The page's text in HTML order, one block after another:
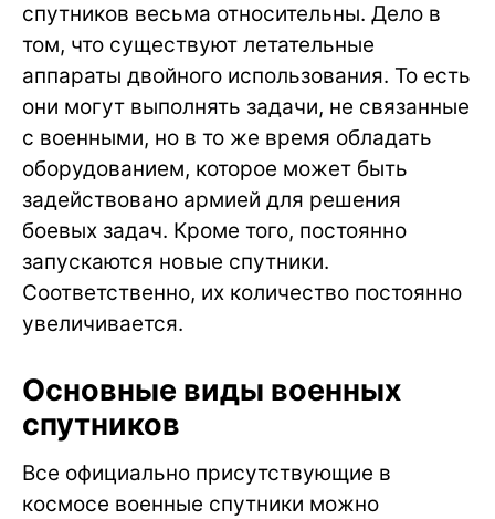
спутников весьма относительны. Дело в
том, что существуют летательные
аппараты двойного использования. То есть
они могут выполнять задачи, не связанные
с военными, но в то же время обладать
оборудованием, которое может быть
задействовано армией для решения
боевых задач. Кроме того, постоянно
запускаются новые спутники.
Соответственно, их количество постоянно
увеличивается.
Основные виды военных
спутников
Все официально присутствующие в
космосе военные спутники можно